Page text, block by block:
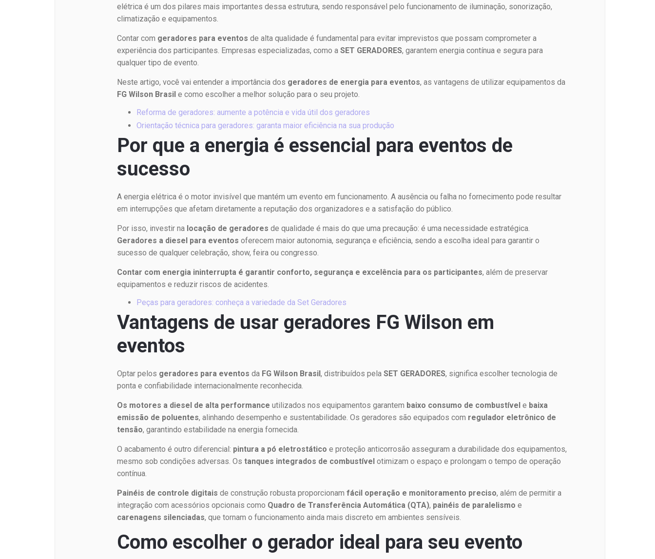
elétrica é um dos pilares mais importantes dessa estrutura, sendo responsável pelo funcionamento de iluminação, sonorização,
climatização e equipamentos.
Contar com geradores para eventos de alta qualidade é fundamental para evitar imprevistos que possam comprometer a
experiência dos participantes. Empresas especializadas, como aSET GERADORES, garantem energia contínua e segura para
qualquer tipo de evento.
Neste artigo, você vai entender a importância dos geradores de energia para eventos, as vantagens de utilizar equipamentos da
FG Wilson Brasil e como escolher a melhor solução para o seu projeto.
Reforma de geradores: aumente a potência e vida útil dos geradores
Orientação técnica para geradores: garanta maior eficiência na sua produção
Por que a energia é essencial para eventos de
sucesso
A energia elétrica é o motor invisível que mantém um evento em funcionamento. A ausência ou falha no fornecimento pode resultar
em interrupções que afetam diretamente a reputação dos organizadores e a satisfação do público.
Por isso, investir na locação de geradores de qualidade é mais do que uma precaução: é uma necessidade estratégica.
Geradores a diesel para eventos oferecem maior autonomia, segurança e eficiência, sendo a escolha ideal para garantir o
sucesso de qualquer celebração, show, feira ou congresso.
Contar com energia ininterrupta é garantir conforto, segurança e excelência para os participantes, além de preservar
equipamentos e reduzir riscos de acidentes.
Peças para geradores: conheça a variedade da Set Geradores
Vantagens de usar geradores FG Wilson em
eventos
Optar pelos geradores para eventos da FG Wilson Brasil, distribuídos pelaSET GERADORES, significa escolher tecnologia de
ponta e confiabilidade internacionalmente reconhecida.
Os motores a diesel de alta performance utilizados nos equipamentos garantem baixo consumo de combustível e baixa
emissão de poluentes, alinhando desempenho e sustentabilidade. Os geradores são equipados com regulador eletrônico de
tensão, garantindo estabilidade na energia fornecida.
O acabamento é outro diferencial: pintura a pó eletrostático e proteção anticorrosão asseguram a durabilidade dos equipamentos,
mesmo sob condições adversas. Ostanques integrados de combustível otimizam o espaço e prolongam o tempo de operação
contínua.
Painéis de controle digitais de construção robusta proporcionamfácil operação e monitoramento preciso, além de permitir a
integração com acessórios opcionais como Quadro de Transferência Automática (QTA), painéis de paralelismo e
carenagens silenciadas, que tornam o funcionamento ainda mais discreto em ambientes sensíveis.
Como escolher o gerador ideal para seu evento